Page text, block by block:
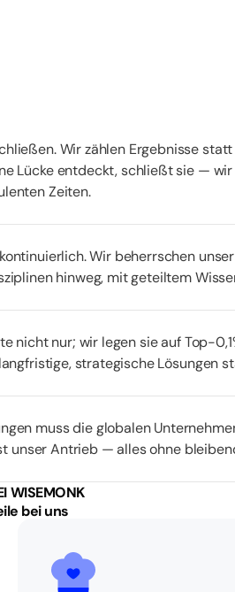
Wir zählen Ergebnisse
Lücke entdeckt, schließt sie —
Zeiten.
Wir beherrschen
hinweg, mit geteiltem
nicht nur; wir legen sie auf Top-
strategische Lösungen
muss die globalen
unser Antrieb — alles ohne
WISEMONK
bei uns